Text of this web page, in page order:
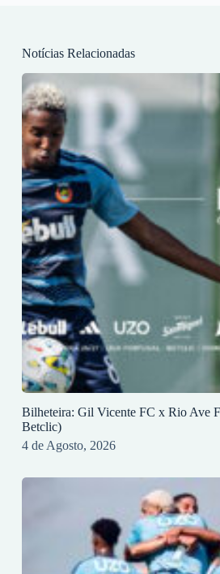
Notícias Relacionadas
Bilheteira: Gil Vicente FC x Rio Ave
Betclic)
4 de Agosto, 2026